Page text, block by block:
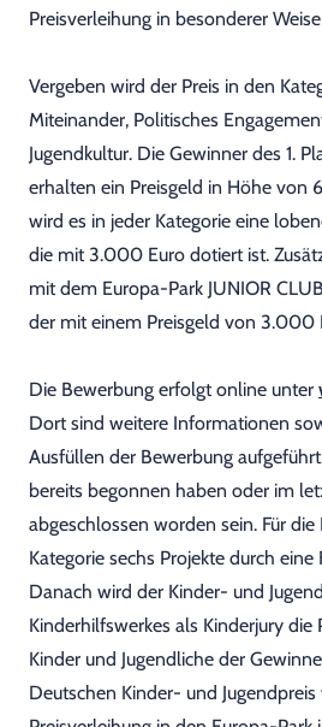
Preisverleihung in besonderer
Vergeben wird der Preis in den
Miteinander, Politisches
Jugendkultur. Die Gewinner des 1.
erhalten ein Preisgeld in Höhe von
wird es in jeder Kategorie eine
die mit 3.000 Euro dotiert ist.
mit dem Europa-Park JUNIOR
der mit einem Preisgeld von 3.000
Die Bewerbung erfolgt online unter
Dort sind weitere Informationen
Ausfüllen der Bewerbung
bereits begonnen haben oder im
abgeschlossen worden sein. Für
Kategorie sechs Projekte durch
Danach wird der Kinder- und
Kinderhilfswerkes als Kinderjury die
Kinder und Jugendliche der
Deutschen Kinder- und